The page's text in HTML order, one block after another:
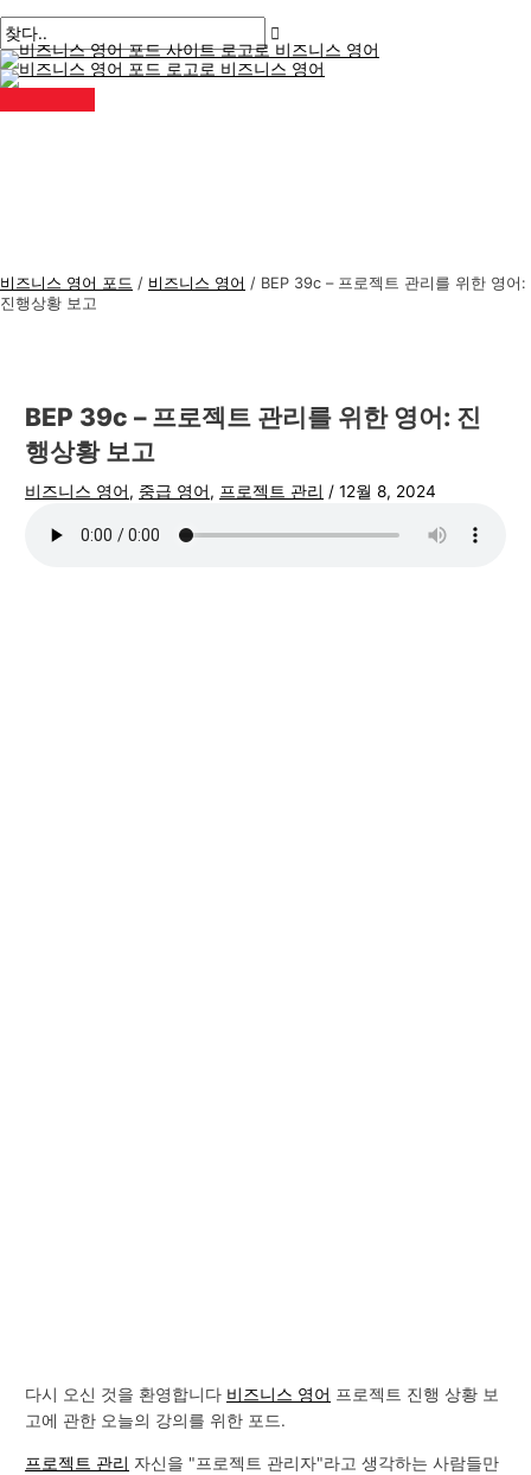
텐
츠
로
건
인
뉴
비즈니스 영어 포드 / 비즈니스 영어 / BEP 39c – 프로젝트 관리를 위한 영어:
진행상황 보고
BEP 39c – 프로젝트 관리를 위한 영어: 진
행상황 보고
비즈니스 영어, 중급 영어, 프로젝트 관리 /12월 8, 2024
다시 오신 것을 환영합니다 비즈니스 영어 프로젝트 진행 상황 보
고에 관한 오늘의 강의를 위한 포드.
프로젝트 관리 자신을 "프로젝트 관리자"라고 생각하는 사람들만
시
물
탐
색
기
에
입
력
름
*
메
일
*
비
즈
니
스
검
색
: